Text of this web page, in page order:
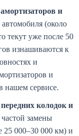
и
(около
текут уже после 50
изнашиваются к
и
и
нашем сервисе.
колодок и
замены
25 000–30 000 км) и